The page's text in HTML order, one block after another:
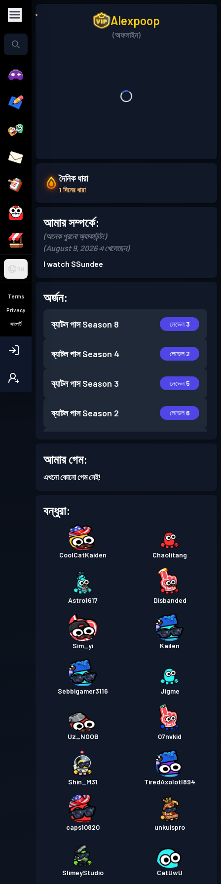
BN
Terms
Privacy
সাপোর্ট
Alexpoop
(অফলাইন)
দৈনিক ধারা
1 দিনের ধারা
আমার সম্পর্কে:
(অনেক পুরনো অ্যাকাউন্ট!)
(August 9, 2026 এ খেলেছেন)
I watch SSundee
অর্জন:
ব্যাটল পাস Season 8 লেভেল 3
ব্যাটল পাস Season 4 লেভেল 2
ব্যাটল পাস Season 3 লেভেল 5
ব্যাটল পাস Season 2 লেভেল 6
আমার গেম:
এখনো কোনো গেম নেই!
বন্ধুরা:
CoolCatKaiden Chaolitang
Astro1617 Disbanded
Sim_yi Kailen
Sebbigamer3116 Jigme
Uz_NOOB 07nvkid
Shin_M31 TiredAxolotl894
caps10820 unkuispro
SlimeyStudio CatUwU